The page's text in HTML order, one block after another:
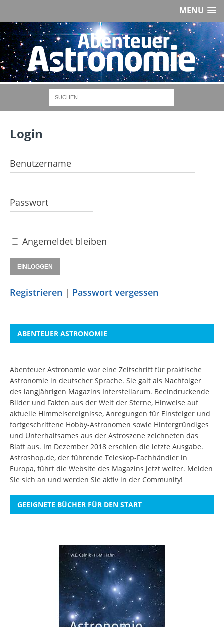
MENU
Login
Benutzername
Passwort
Angemeldet bleiben
Registrieren | Passwort vergessen
ABENTEUER ASTRONOMIE
Abenteuer Astronomie war eine Zeitschrift für praktische
Astronomie in deutscher Sprache. Sie galt als Nachfolger
des langjährigen Magazins Interstellarum. Beeindruckende
Bilder und Fakten aus der Welt der Sterne, Hinweise auf
aktuelle Himmelsereignisse, Anregungen für Einsteiger und
fortgeschrittene Hobby-Astronomen sowie Hintergründiges
und Unterhaltsames aus der Astroszene zeichneten das
Blatt aus. Im Dezember 2018 erschien die letzte Ausgabe.
Astroshop.de, der führende Teleskop-Fachhändler in
Europa, führt die Website des Magazins jetzt weiter. Melden
Sie sich an und werden Sie aktiv in der Community!
GEEIGNETE BÜCHER FÜR DEN START